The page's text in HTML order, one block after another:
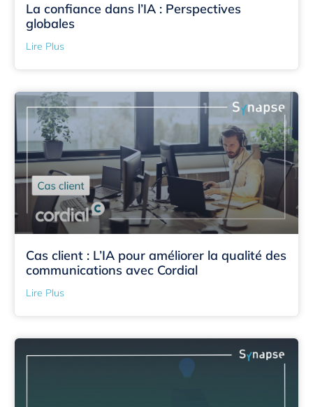
La confiance dans l’IA : Perspectives
globales
Lire Plus
Cas client : L’IA pour améliorer la qualité des
communications avec Cordial
Lire Plus